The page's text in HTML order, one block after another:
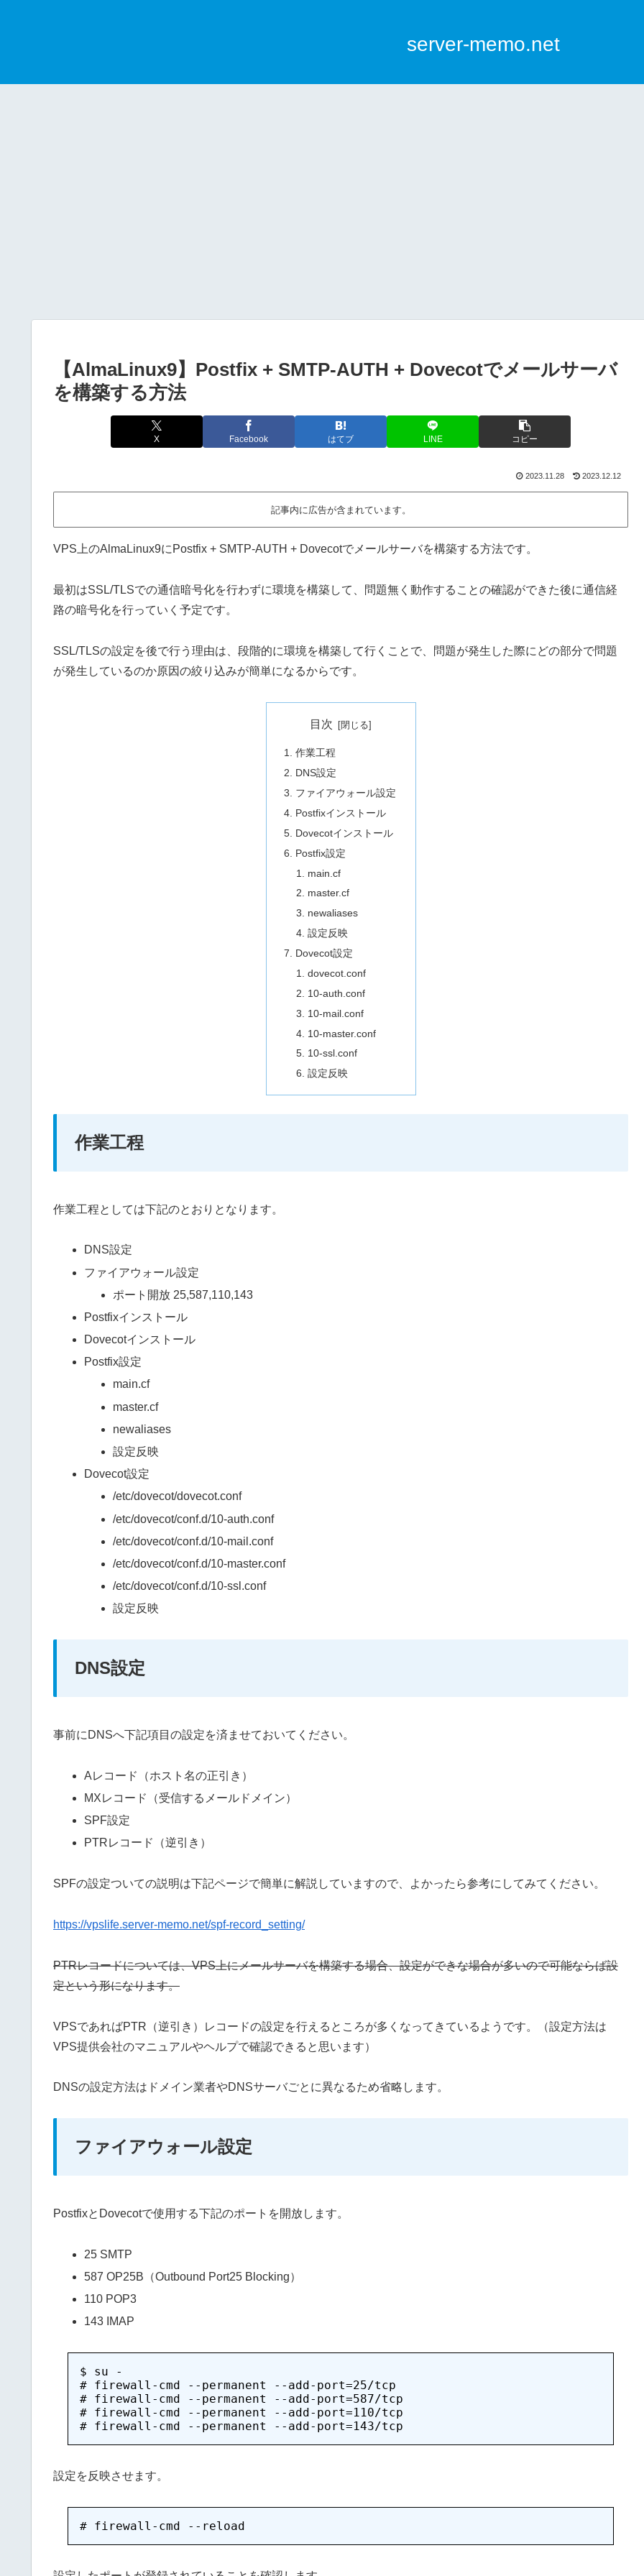
server-memo.net
【AlmaLinux9】Postfix + SMTP-AUTH + Dovecotでメールサーバ
を構築する方法
X Facebook はてブ LINE コピー
2023.11.28 2023.12.12
記事内に広告が含まれています。
VPS上のAlmaLinux9にPostfix + SMTP-AUTH + Dovecotでメールサーバを構築する方法です。
最初はSSL/TLSでの通信暗号化を行わずに環境を構築して、問題無く動作することの確認ができた後に通信経
路の暗号化を行っていく予定です。
SSL/TLSの設定を後で行う理由は、段階的に環境を構築して行くことで、問題が発生した際にどの部分で問題
が発生しているのか原因の絞り込みが簡単になるからです。
目次
作業工程
DNS設定
ファイアウォール設定
Postfixインストール
Dovecotインストール
Postfix設定
main.cf
master.cf
newaliases
設定反映
Dovecot設定
dovecot.conf
10-auth.conf
10-mail.conf
10-master.conf
10-ssl.conf
設定反映
作業工程
作業工程としては下記のとおりとなります。
DNS設定
ファイアウォール設定
ポート開放 25,587,110,143
Postfixインストール
Dovecotインストール
Postfix設定
main.cf
master.cf
newaliases
設定反映
Dovecot設定
/etc/dovecot/dovecot.conf
/etc/dovecot/conf.d/10-auth.conf
/etc/dovecot/conf.d/10-mail.conf
/etc/dovecot/conf.d/10-master.conf
/etc/dovecot/conf.d/10-ssl.conf
設定反映
DNS設定
事前にDNSへ下記項目の設定を済ませておいてください。
Aレコード（ホスト名の正引き）
MXレコード（受信するメールドメイン）
SPF設定
PTRレコード（逆引き）
SPFの設定ついての説明は下記ページで簡単に解説していますので、よかったら参考にしてみてください。
https://vpslife.server-memo.net/spf-record_setting/
PTRレコードについては、VPS上にメールサーバを構築する場合、設定ができな場合が多いので可能ならば設
定という形になります。
VPSであればPTR（逆引き）レコードの設定を行えるところが多くなってきているようです。（設定方法は
VPS提供会社のマニュアルやヘルプで確認できると思います）
DNSの設定方法はドメイン業者やDNSサーバごとに異なるため省略します。
ファイアウォール設定
PostfixとDovecotで使用する下記のポートを開放します。
25 SMTP
587 OP25B（Outbound Port25 Blocking）
110 POP3
143 IMAP
$ su -
# firewall-cmd --permanent --add-port=25/tcp
# firewall-cmd --permanent --add-port=587/tcp
# firewall-cmd --permanent --add-port=110/tcp
設定を反映させます。